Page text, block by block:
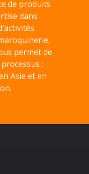
de produits
dans
permet de
:
Asie et en